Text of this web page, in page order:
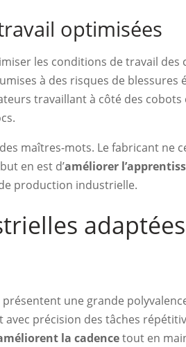
optimisées
les conditions de travail
à des risques de blessures
travaillant à côté des
maîtres-mots. Le fabricant ne
en est d’améliorer
production industrielle.
une grande
précision des tâches
la cadencetout en